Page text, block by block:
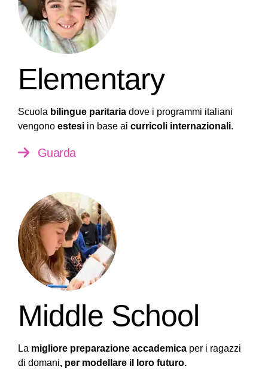
Elementary
Scuola bilingue paritaria dove i programmi italiani
vengono estesi in base ai curricoli internazionali.
Guarda
Middle School
La migliore preparazione accademica per i ragazzi
di domani, per modellare il loro futuro.